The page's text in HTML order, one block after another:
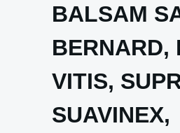
BALSAM
BERNARD,
VITIS,
SUAVINEX,